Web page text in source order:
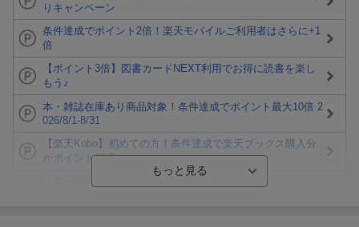
りキャンペーン
条件達成でポイント2倍！楽天モバイルご利用者はさらに+1
倍
【ポイント3倍】図書カードNEXT利用でお得に読書を楽し
もう♪
本・雑誌在庫あり商品対象！条件達成でポイント最大10倍 2
026/8/1-8/31
【楽天Kobo】初めての方！条件達成で楽天ブックス購入分
がポイント20倍